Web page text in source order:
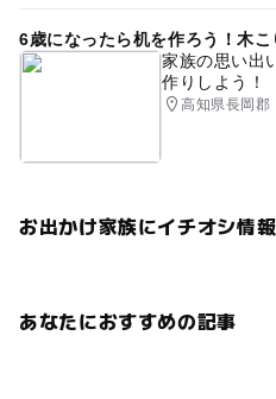
6歳になったら机を作ろう！木
家族の思い出
作りしよう！
高知県長岡郡
お出かけ家族にイチオシ情報
あなたにおすすめの記事